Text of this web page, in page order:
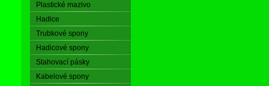
Plastické mazivo
Hadice
Trubkové spony
Hadicové spony
Stahovací pásky
Kabelové spony